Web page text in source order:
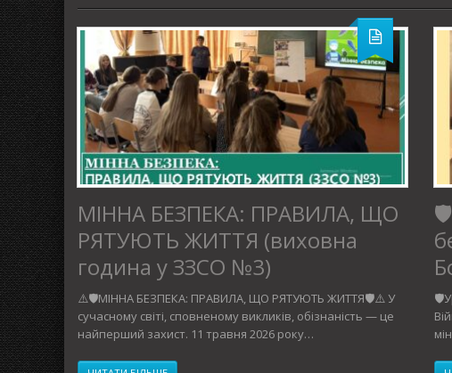
МІННА БЕЗПЕКА: ПРАВИЛА, ЩО
РЯТУЮТЬ ЖИТТЯ (виховна
година у ЗЗСО №3)
⚠️🛡️МІННА БЕЗПЕКА: ПРАВИЛА, ЩО РЯТУЮТЬ ЖИТТЯ🛡️⚠️ У
сучасному світі, сповненому викликів, обізнаність — це
найперший захист. 11 травня 2026 року…